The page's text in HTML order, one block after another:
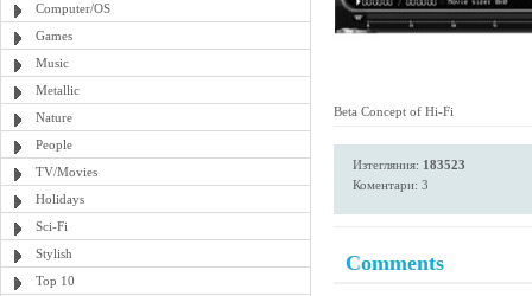
Computer/OS
Games
Music
Metallic
Nature
People
TV/Movies
Holidays
Sci-Fi
Stylish
Top 10
Beta Concept of Hi-Fi
Изтегляния: 183523
Коментари: 3
Comments